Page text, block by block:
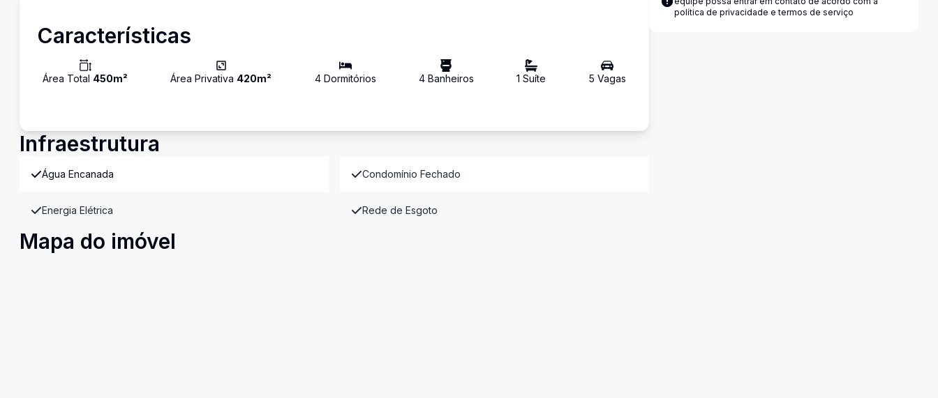
Características
Área Total 450m² Área Privativa 420m² 4Dormitórios 4Banheiros 1 Suíte 5 Vagas
Infraestrutura
Água Encanada Condomínio Fechado
Energia Elétrica Rede de Esgoto
Mapa do imóvel
política de privacidade e termos de serviço